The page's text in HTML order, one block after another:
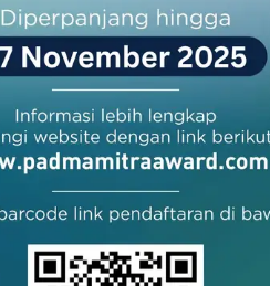
Indonesia
membuka kesempatan
berbagai kalangan baik
Universitas dan NGOs
kami.